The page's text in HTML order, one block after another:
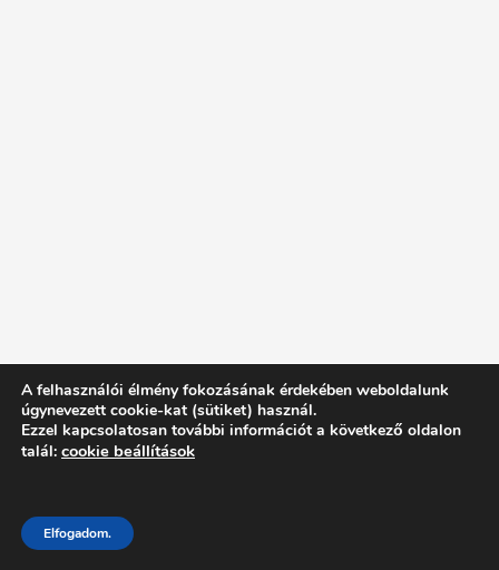
A felhasználói élmény fokozásának érdekében weboldalunk
úgynevezett cookie-kat (sütiket) használ.
Ezzel kapcsolatosan további információt a következő oldalon
talál: cookie beállítások
Elfogadom.